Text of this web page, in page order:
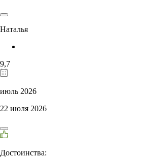
Наталья
9,7
июль 2026
22 июля 2026
Достоинства: